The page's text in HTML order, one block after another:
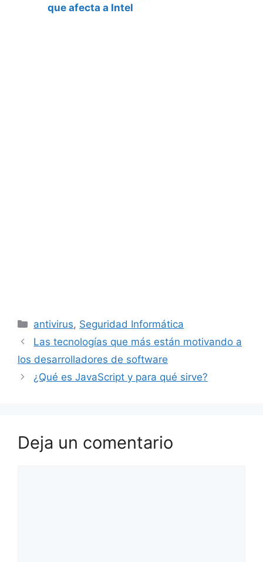
que afecta a Intel
Categorías
antivirus, Seguridad Informática
Las tecnologías que más están motivando a
los desarrolladores de software
¿Qué es JavaScript y para qué sirve?
Deja un comentario